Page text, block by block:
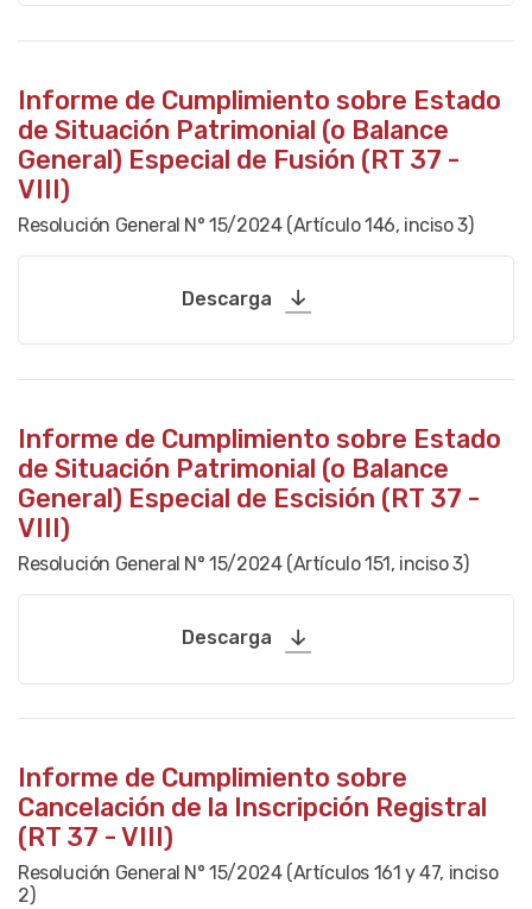
Informe de Cumplimiento sobre Estado
de Situación Patrimonial (o Balance
General) Especial de Fusión (RT 37 -
VIII)
Resolución General N° 15/2024 (Artículo 146, inciso 3)
Descarga
Informe de Cumplimiento sobre Estado
de Situación Patrimonial (o Balance
General) Especial de Escisión (RT 37 -
VIII)
Resolución General N° 15/2024 (Artículo 151, inciso 3)
Descarga
Informe de Cumplimiento sobre
Cancelación de la Inscripción Registral
(RT 37 - VIII)
Resolución General N° 15/2024 (Artículos 161 y 47, inciso
2)